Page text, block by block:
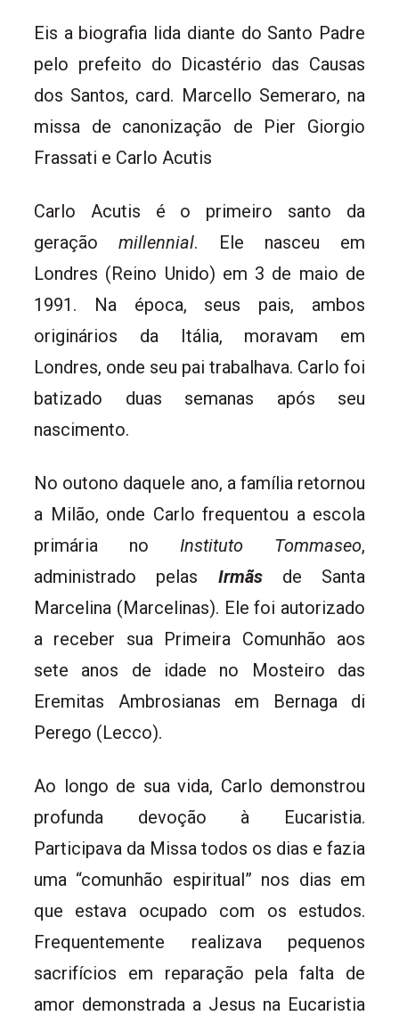
Eis a biografia lida diante do Santo Padre
pelo prefeito do Dicastério das Causas
dos Santos, card. Marcello Semeraro, na
missa de canonização de Pier Giorgio
Frassati e Carlo Acutis
Carlo Acutis é o primeiro santo da
geraçãomillennial. Ele nasceu em
Londres (Reino Unido) em 3 de maio de
1991. Na época, seus pais, ambos
originários da Itália, moravam em
Londres, onde seu pai trabalhava. Carlo foi
batizado duas semanas após seu
nascimento.
No outono daquele ano, a família retornou
a Milão, onde Carlo frequentou a escola
primária no Instituto Tommaseo,
administrado pelas Irmãsde Santa
Marcelina (Marcelinas). Ele foi autorizado
a receber sua Primeira Comunhão aos
sete anos de idade no Mosteiro das
Eremitas Ambrosianas em Bernaga di
Perego (Lecco).
Ao longo de sua vida, Carlo demonstrou
profunda devoção à Eucaristia.
Participava da Missa todos os dias e fazia
uma “comunhão espiritual” nos dias em
que estava ocupado com os estudos.
Frequentemente realizava pequenos
sacrifícios em reparação pela falta de
amor demonstrada a Jesus na Eucaristia